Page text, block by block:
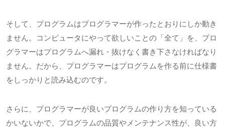
そして、プログラムはプログラマーが作ったとおりにしか動き
ません。コンピュータにやって欲しいことの「全て」を、プロ
グラマーはプログラムへ漏れ・抜けなく書き下さなければなり
ません。だから、プログラマーはプログラムを作る前に仕様書
をしっかりと読み込むのです。
さらに、プログラマーが良いプログラムの作り方を知っている
かいないかで、プログラムの品質やメンテナンス性が、良い方